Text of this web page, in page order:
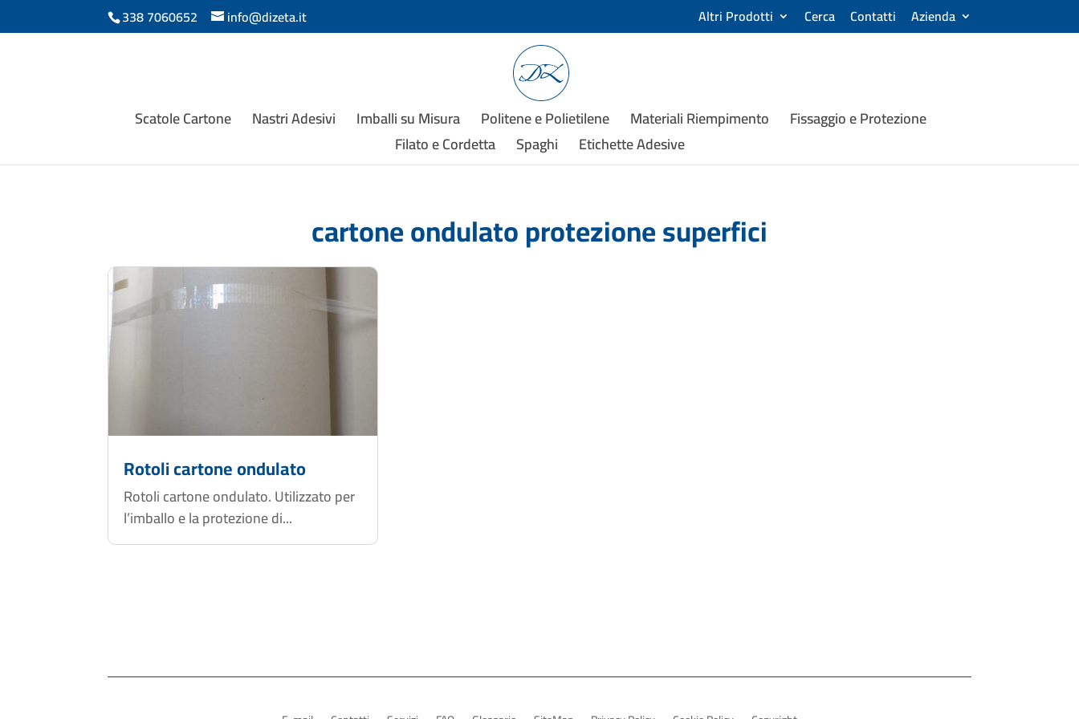
338 7060652 info@dizeta.it Altri Prodotti Cerca Contatti Azienda
Scatole Cartone Nastri Adesivi Imballi su Misura Politene e Polietilene Materiali Riempimento
Fissaggio e Protezione
Filato e Cordetta
Spaghi Etichette Adesive
cartone ondulato protezione superfici
Rotoli cartone ondulato
Rotoli cartone ondulato. Utilizzato per
l’imballo e la protezione di...